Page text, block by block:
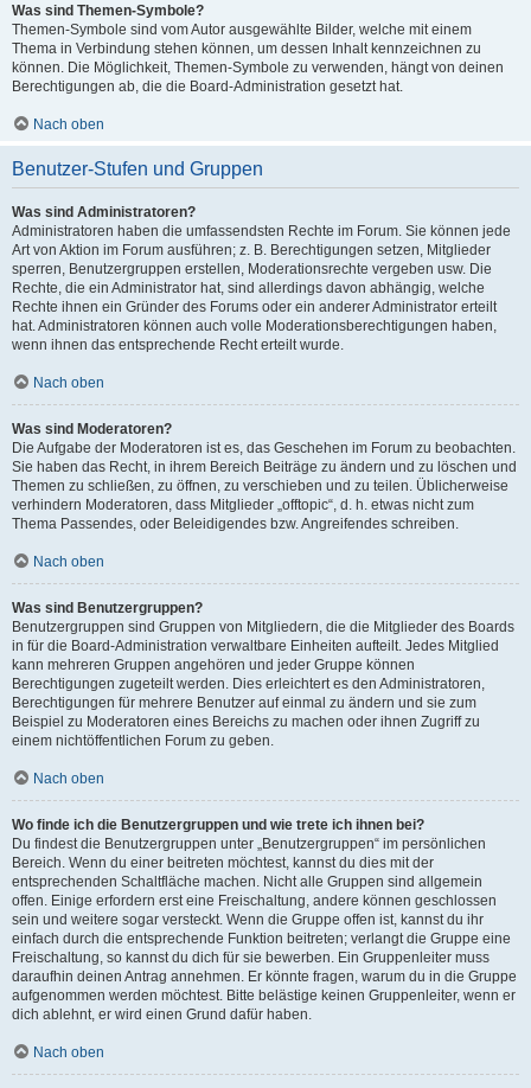
Was sind Themen-Symbole?
Themen-Symbole sind vom Autor ausgewählte Bilder, welche mit einem
Thema in Verbindung stehen können, um dessen Inhalt kennzeichnen zu
können. Die Möglichkeit, Themen-Symbole zu verwenden, hängt von deinen
Berechtigungen ab, die die Board-Administration gesetzt hat.
Nach oben
Benutzer-Stufen und Gruppen
Was sind Administratoren?
Administratoren haben die umfassendsten Rechte im Forum. Sie können jede
Art von Aktion im Forum ausführen; z. B. Berechtigungen setzen, Mitglieder
sperren, Benutzergruppen erstellen, Moderationsrechte vergeben usw. Die
Rechte, die ein Administrator hat, sind allerdings davon abhängig, welche
Rechte ihnen ein Gründer des Forums oder ein anderer Administrator erteilt
hat. Administratoren können auch volle Moderationsberechtigungen haben,
wenn ihnen das entsprechende Recht erteilt wurde.
Nach oben
Was sind Moderatoren?
Die Aufgabe der Moderatoren ist es, das Geschehen im Forum zu beobachten.
Sie haben das Recht, in ihrem Bereich Beiträge zu ändern und zu löschen und
Themen zu schließen, zu öffnen, zu verschieben und zu teilen. Üblicherweise
verhindern Moderatoren, dass Mitglieder „offtopic“, d. h. etwas nicht zum
Thema Passendes, oder Beleidigendes bzw. Angreifendes schreiben.
Nach oben
Was sind Benutzergruppen?
Benutzergruppen sind Gruppen von Mitgliedern, die die Mitglieder des Boards
in für die Board-Administration verwaltbare Einheiten aufteilt. Jedes Mitglied
kann mehreren Gruppen angehören und jeder Gruppe können
Berechtigungen zugeteilt werden. Dies erleichtert es den Administratoren,
Berechtigungen für mehrere Benutzer auf einmal zu ändern und sie zum
Beispiel zu Moderatoren eines Bereichs zu machen oder ihnen Zugriff zu
einem nichtöffentlichen Forum zu geben.
Nach oben
Wo finde ich die Benutzergruppen und wie trete ich ihnen bei?
Du findest die Benutzergruppen unter „Benutzergruppen“ im persönlichen
Bereich. Wenn du einer beitreten möchtest, kannst du dies mit der
entsprechenden Schaltfläche machen. Nicht alle Gruppen sind allgemein
offen. Einige erfordern erst eine Freischaltung, andere können geschlossen
sein und weitere sogar versteckt. Wenn die Gruppe offen ist, kannst du ihr
einfach durch die entsprechende Funktion beitreten; verlangt die Gruppe eine
Freischaltung, so kannst du dich für sie bewerben. Ein Gruppenleiter muss
daraufhin deinen Antrag annehmen. Er könnte fragen, warum du in die Gruppe
aufgenommen werden möchtest. Bitte belästige keinen Gruppenleiter, wenn er
dich ablehnt, er wird einen Grund dafür haben.
Nach oben